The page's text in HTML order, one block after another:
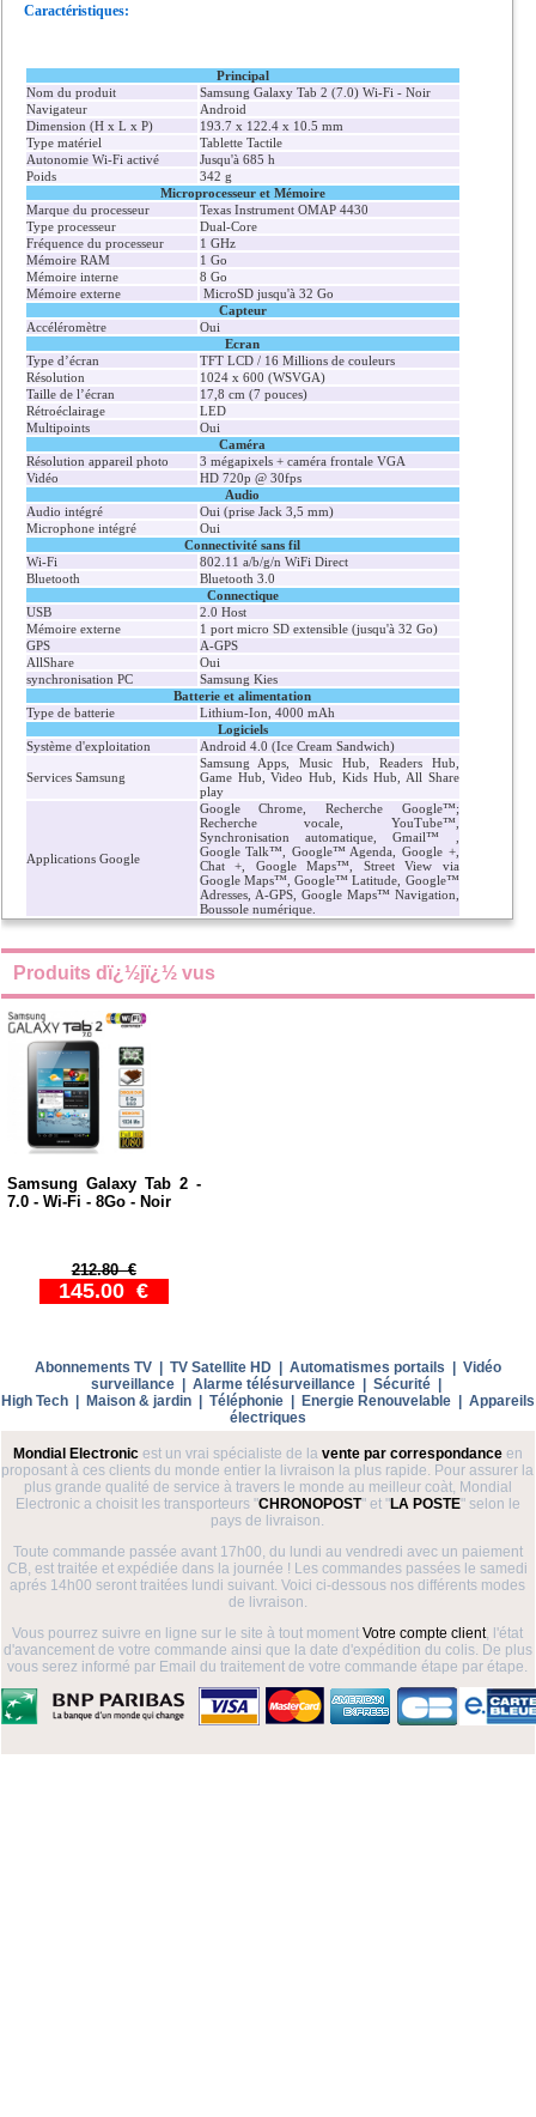
Caractéristiques:
Principal
Nom du produit
Samsung Galaxy Tab 2 (7.0) Wi-Fi - Noir
Navigateur
Android
Dimension (H x L x P)
193.7 x 122.4 x 10.5 mm
Type matériel
Tablette Tactile
Autonomie Wi-Fi activé
Jusqu'à 685 h
Poids
342 g
Microprocesseur et Mémoire
Marque du processeur
Texas Instrument OMAP 4430
Type processeur
Dual-Core
Fréquence du processeur
1 GHz
Mémoire RAM
1 Go
Mémoire interne
8 Go
Mémoire externe
MicroSD jusqu'à 32 Go
Capteur
Accéléromètre
Oui
Ecran
Type d’écran
TFT LCD / 16 Millions de couleurs
Résolution
1024 x 600 (WSVGA)
Taille de l’écran
17,8 cm (7 pouces)
Rétroéclairage
LED
Multipoints
Oui
Caméra
Résolution appareil photo
3 mégapixels + caméra frontale VGA
Vidéo
HD 720p @ 30fps
Audio
Audio intégré
Oui (prise Jack 3,5 mm)
Microphone intégré
Oui
Connectivité sans fil
Wi-Fi
802.11 a/b/g/n WiFi Direct
Bluetooth
Bluetooth 3.0
Connectique
USB
2.0 Host
Mémoire externe
1 port micro SD extensible (jusqu'à 32 Go)
GPS
A-GPS
AllShare
Oui
synchronisation PC
Samsung Kies
Batterie et alimentation
Type de batterie
Lithium-Ion, 4000 mAh
Logiciels
Système d'exploitation
Android 4.0 (Ice Cream Sandwich)
Services Samsung
Samsung Apps, Music Hub, Readers Hub,
Game Hub, Video Hub, Kids Hub, All Share
play
Applications Google
Google Chrome, Recherche Google™;
Recherche vocale, YouTube™,
Synchronisation automatique, Gmail™ ,
Google Talk™, Google™ Agenda, Google +,
Chat +, Google Maps™, Street View via
Google Maps™, Google™ Latitude, Google™
Adresses, A-GPS, Google Maps™ Navigation,
Boussole numérique.
Produits dï¿½jï¿½ vus
Samsung Galaxy Tab 2 -
7.0 - Wi-Fi - 8Go - Noir
212.80 €
145.00 €
Abonnements TV| TV Satellite HD| Automatismes portails | Vidéo
surveillance| Alarme télésurveillance| Sécurité|
High Tech| Maison & jardin| Téléphonie| Energie Renouvelable| Appareils
électriques
Mondial Electronicest un vrai spécialiste de la vente par correspondanceen
proposant à ces clients du monde entier la livraison la plus rapide. Pour assurer la
plus grande qualité de service à travers le monde au meilleur coàt, Mondial
Electronic a choisit les transporteurs "CHRONOPOST" et "LA POSTE" selon le
pays de livraison.
Toute commande passée avant 17h00, du lundi au vendredi avec un paiement
CB, est traitée et expédiée dans la journée ! Les commandes passées le samedi
aprés 14h00 seront traitées lundi suivant. Voici ci-dessous nos différents modes
de livraison.
Vous pourrez suivre en ligne sur le site à tout momentVotre compte client, l'état
d'avancement de votre commande ainsi que la date d'expédition du colis. De plus
vous serez informé par Email du traitement de votre commande étape par étape.